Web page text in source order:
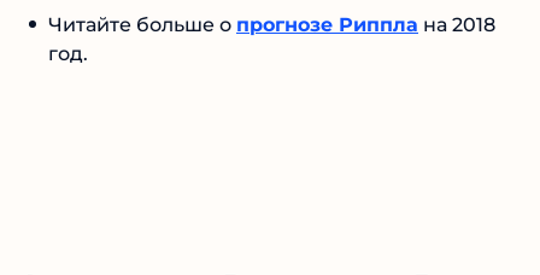
Читайте больше о прогнозе Риппла на 2018
год.